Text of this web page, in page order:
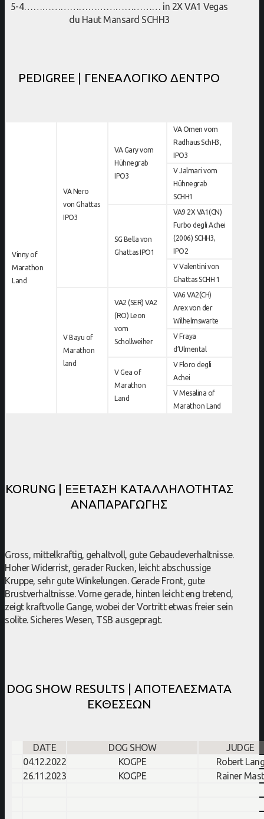
5-4……………………………………… in 2X VA1 Vegas
du Haut Mansard SCHH3
PEDIGREE | ΓΕΝΕΑΛΟΓΙΚΟ ΔΕΝΤΡΟ
Vinny of
Marathon
Land
VA Nero
von Ghattas
IPO3
VA Gary vom
Hühnegrab
IPO3
VA Omen vom
Radhaus SchH3,
IPO3
V Jalmari vom
Hühnegrab
SCHH1
SG Bella von
Ghattas IPO1
VA9 2X VA1(CN)
Furbo degli Achei
(2006) SCHH3,
IPO2
V Valentini von
Ghattas SCHH 1
V Bayu of
Marathon
land
VA2 (SER) VA2
(RO) Leon
vom
Schollweiher
VA6 VA2(CH)
Arex von der
Wilhelmswarte
V Fraya
d’Ulmental
V Gea of
Marathon
Land
V Floro degli
Achei
V Mesalina of
Marathon Land
KORUNG | ΕΞΕΤΑΣΗ ΚΑΤΑΛΛΗΛΟΤΗΤΑΣ
ΑΝΑΠΑΡΑΓΩΓΗΣ
Gross, mittelkraftig, gehaltvoll, gute Gebaudeverhaltnisse.
Hoher Widerrist, gerader Rucken, leicht abschussige
Kruppe, sehr gute Winkelungen. Gerade Front, gute
Brustverhaltnisse. Vorne gerade, hinten leicht eng tretend,
zeigt kraftvolle Gange, wobei der Vortritt etwas freier sein
solite. Sicheres Wesen, TSB ausgepragt.
DOG SHOW RESULTS | ΑΠΟΤΕΛΕΣΜΑΤΑ
ΕΚΘΕΣΕΩΝ
DATE DOG SHOW
JUDGE
04.12.2022
KOGPE
Robert
26.11.2023
KOGPE Rainer Mast